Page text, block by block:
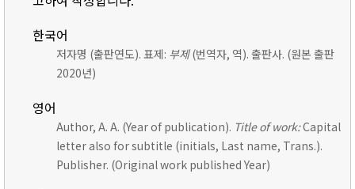
한국어
저자명 (출판연도). 표제: 부제(번역자, 역). 출판사. (원본 출판
2020년)
영어
Author, A. A. (Year of publication). Title of work:Capital
letter also for subtitle (initials, Last name, Trans.).
Publisher. (Original work published Year)